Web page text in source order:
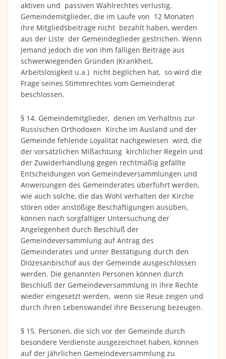
aktiven und passiven Wahlrechtes verlustig.
Gemeindemitglieder, die im Laufe von 12 Monaten
ihre Mitgliedsbeiträge nicht bezahlt haben, werden
aus der Liste der Gemeindeglieder gestrichen. Wenn
jemand jedoch die von ihm fälligen Beiträge aus
schwerwiegenden Gründen (Krankheit,
Arbeitslosigkeit u.a.) nicht beglichen hat, so wird die
Frage seines Stimmrechtes vom Gemeinderat
beschlossen.
§ 14. Gemeindemitglieder, denen im Verhältnis zur
Russischen Orthodoxen Kirche im Ausland und der
Gemeinde fehlende Loyalität nachgewiesen wird, die
der vorsätzlichen Mißachtung kirchlicher Regeln und
der Zuwiderhandlung gegen rechtmäßig gefällte
Entscheidungen von Gemeindeversammlungen und
Anweisungen des Gemeinderates überführt werden,
wie auch solche, die das Wohl verhalten der Kirche
stören oder anstößige Beschäftigungen ausüben,
können nach sorgfältiger Untersuchung der
Angelegenheit durch Beschluß der
Gemeindeversammlung auf Antrag des
Gemeinderates und unter Bestätigung durch den
Diözesanbischof aus der Gemeinde ausgeschlossen
werden. Die genannten Personen können durch
Beschluß der Gemeindeversammlung in ihre Rechte
wieder eingesetzt werden, wenn sie Reue zeigen und
durch ihren Lebenswandel ihre Besserung bezeugen.
§ 15. Personen, die sich vor der Gemeinde durch
besondere Verdienste ausgezeichnet haben, können
auf der jährlichen Gemeindeversammlung zu